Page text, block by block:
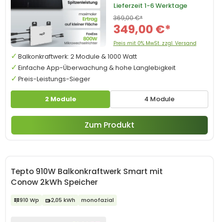
2 Module 4 Module
Lieferzeit 1-6 Werktage
349,00 €*
369,00 €*
Preis mit 0% MwSt. zzgl. Versand
Balkonkraftwerk: 2 Module & 1000 Watt
Einfache App-Überwachung & hohe Langlebigkeit
Preis-Leistungs-Sieger
Zum Produkt
Tepto 910W Balkonkraftwerk Smart mit
Conow 2kWh Speicher
910 Wp 2,05 kWh monofazial